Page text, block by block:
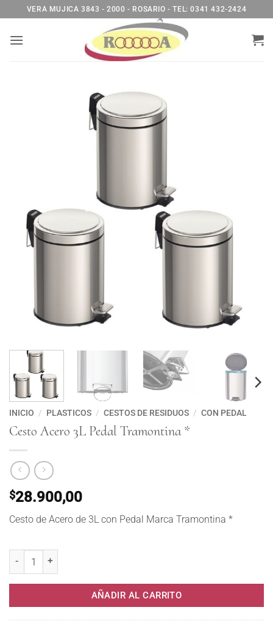
al
contenido
VERA MUJICA 3843 - 2000 - ROSARIO - TEL: 0341 432-2424
INICIO / PLASTICOS / CESTOS DE RESIDUOS / CON PEDAL
Cesto Acero 3L Pedal Tramontina *
$28.900,00
Cesto de Acero de 3L con Pedal Marca Tramontina *
AÑADIR AL CARRITO